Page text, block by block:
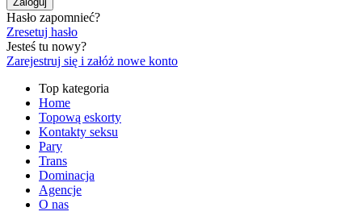
Hasło zapomnieć?
Zresetuj hasło
Jesteś tu nowy?
Zarejestruj się i załóż nowe konto
Top kategoria
Home
Topową eskorty
Kontakty seksu
Pary
Trans
Dominacja
Agencje
O nas